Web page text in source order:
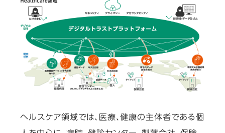
ヘルスケア領域では、医療、健康の主体者である個